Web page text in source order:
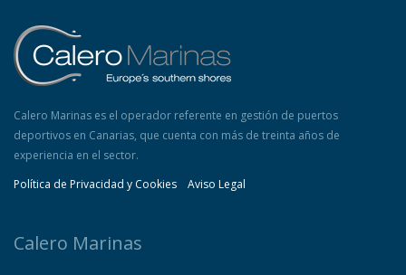
Calero Marinas es el operador referente en gestión de puertos
deportivos en Canarias, que cuenta con más de treinta años de
experiencia en el sector.
Política de Privacidad y Cookies
Aviso Legal
Calero Marinas